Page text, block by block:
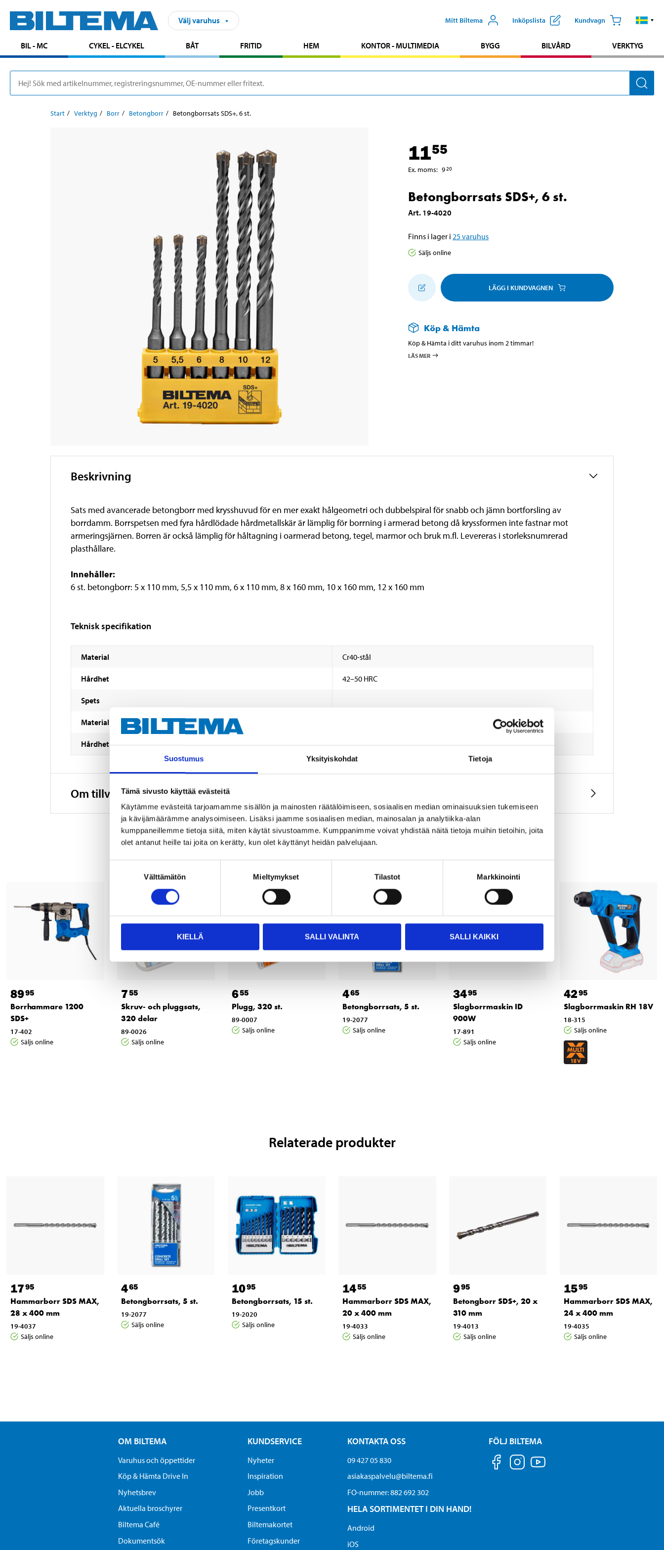
Suostumus Yksityiskohdat Tietoja
Tämä sivusto käyttää evästeitä
Käytämme evästeitä tarjoamamme sisällön ja mainosten räätälöimiseen, sosiaalisen median ominaisuuksien tukemiseen
ja kävijämäärämme analysoimiseen. Lisäksi jaamme sosiaalisen median, mainosalan ja analytiikka-alan
kumppaneillemme tietoja siitä, miten käytät sivustoamme. Kumppanimme voivat yhdistää näitä tietoja muihin tietoihin, joita
olet antanut heille tai joita on kerätty, kun olet käyttänyt heidän palvelujaan.
Välttämätön Mieltymykset Tilastot Markkinointi
KIELLÄ SALLI VALINTA SALLI KAIKKI
Välj varuhus Mitt Biltema Inköpslista Kundvagn
BIL - MC CYKEL - ELCYKEL BÅT FRITID HEM KONTOR - MULTIMEDIA BYGG BILVÅRD VERKTYG
Start Verktyg Borr Betongborr Betongborrsats SDS+, 6 st.
1155
Ex. moms: 920
Betongborrsats SDS+, 6 st.
Art. 19-4020
Finns i lager i 25varuhus
Säljs online
LÄGG I KUNDVAGNEN
Köp & Hämta
Köp & Hämta i ditt varuhus inom 2 timmar!
LÄS MER
Beskrivning
Sats med avancerade betongborr med krysshuvud för en mer exakt hålgeometri och dubbelspiral för snabb och jämn bortforsling av
borrdamm. Borrspetsen med fyra hårdlödade hårdmetallskär är lämplig för borrning i armerad betong då kryssformen inte fastnar mot
armeringsjärnen. Borren är också lämplig för håltagning i oarmerad betong, tegel, marmor och bruk m.fl. Levereras i storleksnumrerad
plasthållare.
Innehåller:
6 st. betongborr: 5 x 110 mm, 5,5 x 110 mm, 6 x 110 mm, 8 x 160 mm, 10 x 160 mm, 12 x 160 mm
Teknisk specifikation
Material Cr40-stål
Hårdhet 42–50 HRC
Spets
Material
Hårdhet 88 HRA
Om tillverkaren
Andra kunder köpte också
8995
Borrhammare 1200
SDS+
17-402
Säljs online
755
Skruv- och pluggsats,
320 delar
89-0026
Säljs online
655
Plugg, 320 st.
89-0007
Säljs online
465
Betongborrsats, 5 st.
19-2077
Säljs online
3495
Slagborrmaskin ID
900W
17-891
Säljs online
4295
Slagborrmaskin RH 18V
18-315
Säljs online
Relaterade produkter
1795
Hammarborr SDS MAX,
28 x 400 mm
19-4037
Säljs online
465
Betongborrsats, 5 st.
19-2077
Säljs online
1095
Betongborrsats, 15 st.
19-2020
Säljs online
1455
Hammarborr SDS MAX,
20 x 400 mm
19-4033
Säljs online
995
Betongborr SDS+, 20 x
310 mm
19-4013
Säljs online
1595
Hammarborr SDS MAX,
24 x 400 mm
19-4035
Säljs online
OM BILTEMA
Varuhus och öppettider
Köp & Hämta Drive In
Nyhetsbrev
Aktuella broschyrer
Biltema Café
Dokumentsök
KUNDSERVICE
Nyheter
Inspiration
Jobb
Presentkort
Biltemakortet
Företagskunder
KONTAKTA OSS
09 427 05 830
asiakaspalvelu@biltema.fi
FO-nummer:​ 882 692 302
HELA SORTIMENTET I DIN HAND!
Android
iOS
FÖLJ BILTEMA